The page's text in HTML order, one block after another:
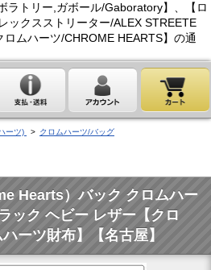
ラトリー,ガボール/Gaboratory】、【ロ
ックスストリーター/ALEX STREETE
ムハーツ/CHROME HEARTS】の通
ーツ) > クロムハーツ/バッグ
Hearts）バック クロムハー
ック ヘビー レザー【クロ
ーツ財布】【名古屋】